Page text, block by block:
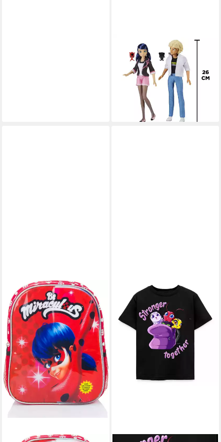
BANDAI
Anziehpuppe Miraculous
Ladybug 2 Puppen Marinette
und Adrien Figuren 26 cm
P50377
59,90 €
lieferbar - in 2-3 Werktagen bei dir